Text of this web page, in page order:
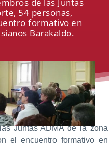
54 personas,
formativo en
Barakaldo.
Juntas ADMA de la zona
el encuentro formativo en